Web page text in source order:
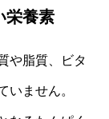
栄養素
や脂質、ビタ
いません。